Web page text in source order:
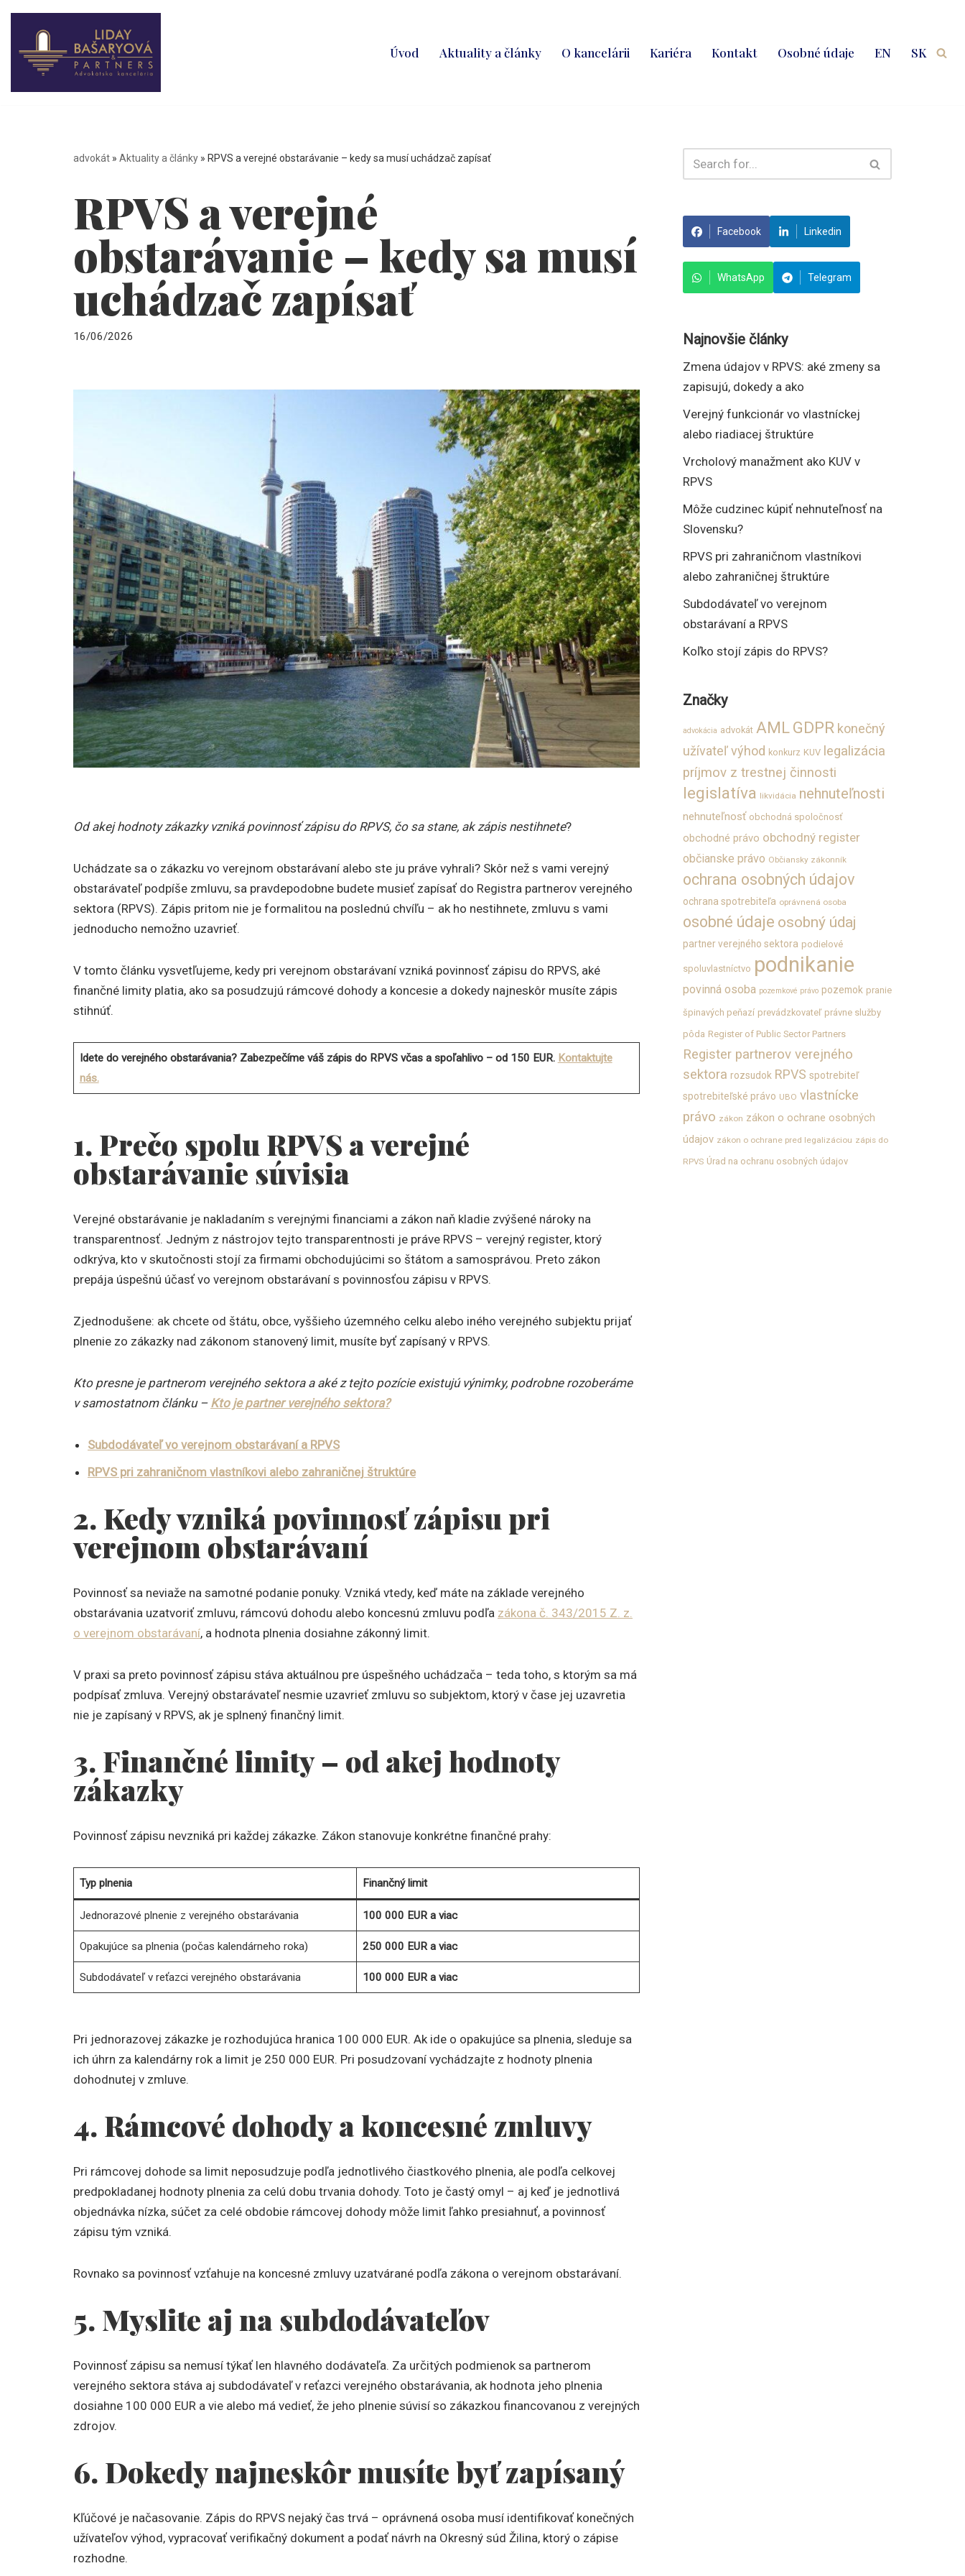
Preskočiť
Úvod Aktuality a články O kancelárii Kariéra Kontakt Osobné údaje EN SK
advokát » Aktuality a články » RPVS a verejné obstarávanie – kedy sa musí uchádzač zapísať
RPVS a verejné
obstarávanie – kedy sa musí
uchádzač zapísať
16/06/2026
Od akej hodnoty zákazky vzniká povinnosť zápisu do RPVS, čo sa stane, ak zápis nestihnete?
Uchádzate sa o zákazku vo verejnom obstarávaní alebo ste ju práve vyhrali? Skôr než s vami verejný
obstarávateľ podpíše zmluvu, sa pravdepodobne budete musieť zapísať do Registra partnerov verejného
sektora (RPVS). Zápis pritom nie je formalitou na poslednú chvíľu – ak ho nestihnete, zmluvu s vami
jednoducho nemožno uzavrieť.
V tomto článku vysvetľujeme, kedy pri verejnom obstarávaní vzniká povinnosť zápisu do RPVS, aké
finančné limity platia, ako sa posudzujú rámcové dohody a koncesie a dokedy najneskôr musíte zápis
stihnúť.
Idete do verejného obstarávania? Zabezpečíme váš zápis do RPVS včas a spoľahlivo – od 150 EUR. Kontaktujte
nás.
1. Prečo spolu RPVS a verejné
obstarávanie súvisia
Verejné obstarávanie je nakladaním s verejnými financiami a zákon naň kladie zvýšené nároky na
transparentnosť. Jedným z nástrojov tejto transparentnosti je práve RPVS – verejný register, ktorý
odkrýva, kto v skutočnosti stojí za firmami obchodujúcimi so štátom a samosprávou. Preto zákon
prepája úspešnú účasť vo verejnom obstarávaní s povinnosťou zápisu v RPVS.
Zjednodušene: ak chcete od štátu, obce, vyššieho územného celku alebo iného verejného subjektu prijať
plnenie zo zákazky nad zákonom stanovený limit, musíte byť zapísaný v RPVS.
Kto presne je partnerom verejného sektora a aké z tejto pozície existujú výnimky, podrobne rozoberáme
v samostatnom článku – Kto je partner verejného sektora?
Subdodávateľ vo verejnom obstarávaní a RPVS
RPVS pri zahraničnom vlastníkovi alebo zahraničnej štruktúre
2. Kedy vzniká povinnosť zápisu pri
verejnom obstarávaní
Povinnosť sa neviaže na samotné podanie ponuky. Vzniká vtedy, keď máte na základe verejného
obstarávania uzatvoriť zmluvu, rámcovú dohodu alebo koncesnú zmluvu podľa zákona č. 343/2015 Z. z.
o verejnom obstarávaní, a hodnota plnenia dosiahne zákonný limit.
V praxi sa preto povinnosť zápisu stáva aktuálnou pre úspešného uchádzača – teda toho, s ktorým sa má
podpísať zmluva. Verejný obstarávateľ nesmie uzavrieť zmluvu so subjektom, ktorý v čase jej uzavretia
nie je zapísaný v RPVS, ak je splnený finančný limit.
3. Finančné limity – od akej hodnoty
zákazky
Povinnosť zápisu nevzniká pri každej zákazke. Zákon stanovuje konkrétne finančné prahy:
Typ plnenia Finančný limit
Jednorazové plnenie z verejného obstarávania 100 000 EUR a viac
Opakujúce sa plnenia (počas kalendárneho roka) 250 000 EUR a viac
Subdodávateľ v reťazci verejného obstarávania 100 000 EUR a viac
Pri jednorazovej zákazke je rozhodujúca hranica 100 000 EUR. Ak ide o opakujúce sa plnenia, sleduje sa
ich úhrn za kalendárny rok a limit je 250 000 EUR. Pri posudzovaní vychádzajte z hodnoty plnenia
dohodnutej v zmluve.
4. Rámcové dohody a koncesné zmluvy
Pri rámcovej dohode sa limit neposudzuje podľa jednotlivého čiastkového plnenia, ale podľa celkovej
predpokladanej hodnoty plnenia za celú dobu trvania dohody. Toto je častý omyl – aj keď je jednotlivá
objednávka nízka, súčet za celé obdobie rámcovej dohody môže limit ľahko presiahnuť, a povinnosť
zápisu tým vzniká.
Rovnako sa povinnosť vzťahuje na koncesné zmluvy uzatvárané podľa zákona o verejnom obstarávaní.
5. Myslite aj na subdodávateľov
Povinnosť zápisu sa nemusí týkať len hlavného dodávateľa. Za určitých podmienok sa partnerom
verejného sektora stáva aj subdodávateľ v reťazci verejného obstarávania, ak hodnota jeho plnenia
dosiahne 100 000 EUR a vie alebo má vedieť, že jeho plnenie súvisí so zákazkou financovanou z verejných
zdrojov.
6. Dokedy najneskôr musíte byť zapísaný
Kľúčové je načasovanie. Zápis do RPVS nejaký čas trvá – oprávnená osoba musí identifikovať konečných
užívateľov výhod, vypracovať verifikačný dokument a podať návrh na Okresný súd Žilina, ktorý o zápise
rozhodne.
Facebook Linkedin
WhatsApp Telegram
Najnovšie články
Zmena údajov v RPVS: aké zmeny sa
zapisujú, dokedy a ako
Verejný funkcionár vo vlastníckej
alebo riadiacej štruktúre
Vrcholový manažment ako KUV v
RPVS
Môže cudzinec kúpiť nehnuteľnosť na
Slovensku?
RPVS pri zahraničnom vlastníkovi
alebo zahraničnej štruktúre
Subdodávateľ vo verejnom
obstarávaní a RPVS
Koľko stojí zápis do RPVS?
Značky
advokácia advokát AML GDPR konečný
užívateľ výhod konkurz KUV legalizácia
príjmov z trestnej činnosti
legislatíva likvidácia nehnuteľnosti
nehnuteľnosť obchodná spoločnosť
obchodné právo obchodný register
občianske právo Občiansky zákonník
ochrana osobných údajov
ochrana spotrebiteľa oprávnená osoba
osobné údaje osobný údaj
partner verejného sektora podielové
spoluvlastníctvo podnikanie
povinná osoba pozemkové právo pozemok pranie
špinavých peňazí prevádzkovateľ právne služby
pôda Register of Public Sector Partners
Register partnerov verejného
sektora rozsudok RPVS spotrebiteľ
spotrebiteľské právo UBO vlastnícke
právo zákon zákon o ochrane osobných
údajov zákon o ochrane pred legalizáciou zápis do
RPVS Úrad na ochranu osobných údajov